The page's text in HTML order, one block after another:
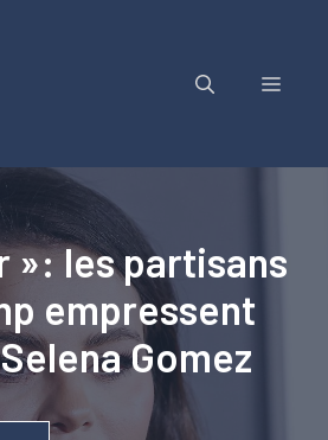
Menu
»: les partisans
empressent
Gomez